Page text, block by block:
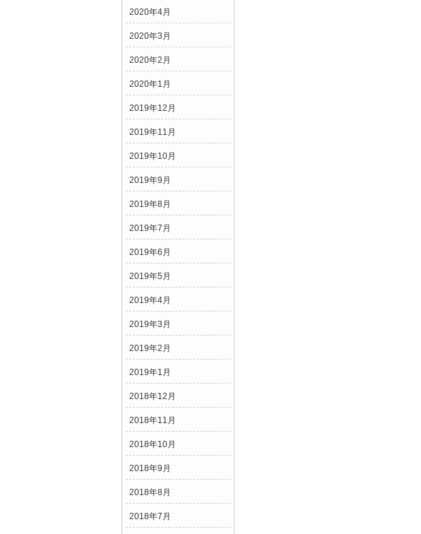
2020年4月
2020年3月
2020年2月
2020年1月
2019年12月
2019年11月
2019年10月
2019年9月
2019年8月
2019年7月
2019年6月
2019年5月
2019年4月
2019年3月
2019年2月
2019年1月
2018年12月
2018年11月
2018年10月
2018年9月
2018年8月
2018年7月